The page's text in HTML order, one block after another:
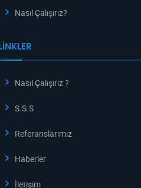
Nasıl Çalışırız?
Nasıl Çalışırız ?
S.S.S
Referanslarımız
Haberler
İletişim